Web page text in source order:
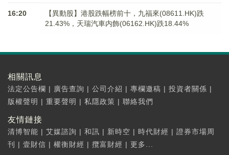
16:20
【異動股】港股跌幅榜前十，九福來(08611.HK)跌
21.43%，天瑞汽車内飾(06162.HK)跌18.44%
相關訊息
法定公告欄 | 廣告查詢 | 公司介紹 | 專欄邀稿 | 投資者關係 |
版權聲明 | 重要聲明 | 私隱政策 | 聯絡我們
友情鏈接
清博智能 | 艾媒諮詢 | 和訊 | 新時空 | 時代財經 | 證券市場周
刊
| 壹財信 | 權衡財經 | 攬富財經 | 更多...